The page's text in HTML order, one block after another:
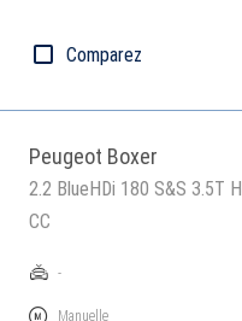
Comparez
Peugeot Boxer
2.2 BlueHDi 180 S&S 3.5T
CC
-
Manuelle